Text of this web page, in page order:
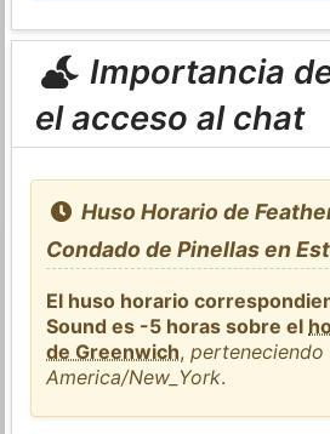
Importancia
el acceso al chat
Huso Horario de
Condado de Pinellas en
El huso horario
Sound es -5 horas sobre el
de Greenwich,perteneciendo
America/New_York.